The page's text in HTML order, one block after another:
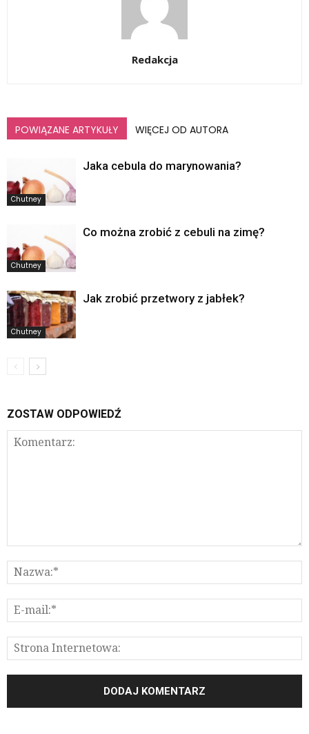
Redakcja
POWIĄZANE ARTYKUŁY WIĘCEJ OD AUTORA
Chutney
Jaka cebula do marynowania?
Chutney
Co można zrobić z cebuli na zimę?
Chutney
Jak zrobić przetwory z jabłek?
ZOSTAW ODPOWIEDŹ